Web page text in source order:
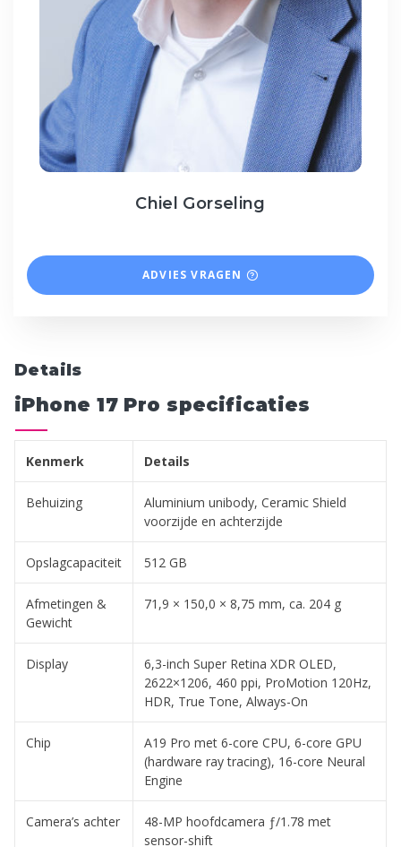
Chiel Gorseling
ADVIES VRAGEN
Details
iPhone 17 Pro specificaties
Kenmerk Details
Behuizing
Aluminium unibody, Ceramic Shield
voorzijde en achterzijde
Opslagcapaciteit 512 GB
Afmetingen &
Gewicht
71,9 × 150,0 × 8,75 mm, ca. 204 g
Display
6,3-inch Super Retina XDR OLED,
2622×1206, 460 ppi, ProMotion 120Hz,
HDR, True Tone, Always-On
Chip
A19 Pro met 6-core CPU, 6-core GPU
(hardware ray tracing), 16-core Neural
Engine
Camera’s achter
48-MP hoofdcamera ƒ/1.78 met
sensor-shift